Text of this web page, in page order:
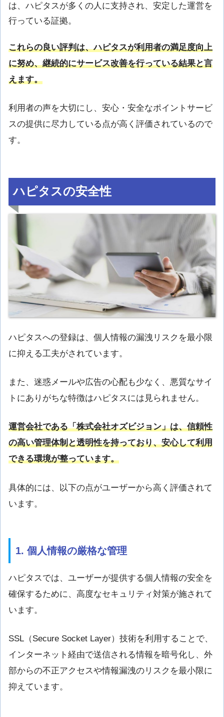
は、ハピタスが多くの人に支持され、安定した運営を
行っている証拠。
これらの良い評判は、ハピタスが利用者の満足度向上
に努め、継続的にサービス改善を行っている結果と言
えます。
利用者の声を大切にし、安心・安全なポイントサービ
スの提供に尽力している点が高く評価されているので
す。
ハピタスの安全性
ハピタスへの登録は、個人情報の漏洩リスクを最小限
に抑える工夫がされています。
また、迷惑メールや広告の心配も少なく、悪質なサイ
トにありがちな特徴はハピタスには見られません。
運営会社である「株式会社オズビジョン」は、信頼性
の高い管理体制と透明性を持っており、安心して利用
できる環境が整っています。
具体的には、以下の点がユーザーから高く評価されて
います。
1. 個人情報の厳格な管理
ハピタスでは、ユーザーが提供する個人情報の安全を
確保するために、高度なセキュリティ対策が施されて
います。
SSL（Secure Socket Layer）技術を利用することで、
インターネット経由で送信される情報を暗号化し、外
部からの不正アクセスや情報漏洩のリスクを最小限に
抑えています。